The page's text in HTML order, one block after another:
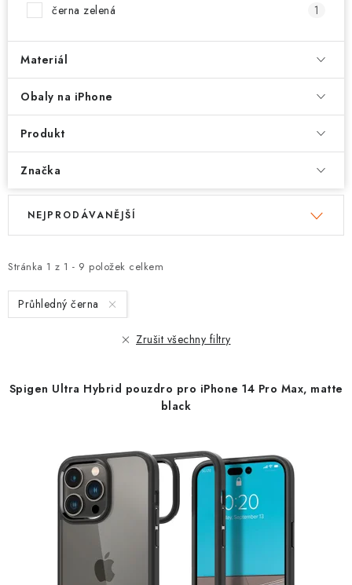
černa zelená
1
Materiál
Obaly na iPhone
Produkt
Značka
V
i
s
p
d
u
Stránka 1 z 1 - 9 položek celkem
Ř
e
n
í
o
d
NEJPRODÁVANĚJŠÍ
Průhledný černa
Zrušit všechny filtry
Spigen Ultra Hybrid pouzdro pro iPhone 14 Pro Max, matte
black